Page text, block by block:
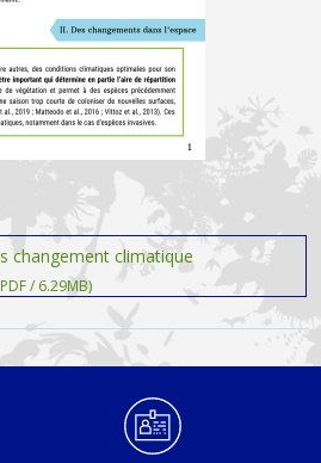
changement climatique
/ 6.29MB)